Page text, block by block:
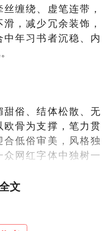
缠绕、虚笔连带，
，减少冗余装饰，
年习书者沉稳、内
俗、结体松散、无
骨为支撑，笔力贯
低俗审美，风格独
网红字体中独树一
文